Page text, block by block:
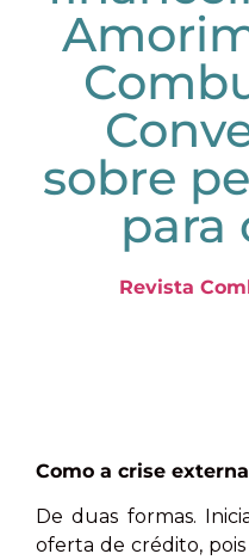
sobre
para
Revista
Como a crise
De duas formas.
oferta de crédito, pois